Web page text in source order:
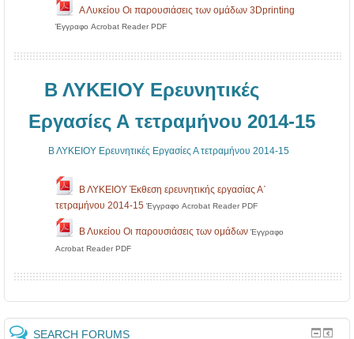
Α Λυκείου Οι παρουσιάσεις των ομάδων 3Dprinting
Έγγραφο Acrobat Reader PDF
Β ΛΥΚΕΙΟΥ Ερευνητικές
Εργασίες Α τετραμήνου 2014-15
Β ΛΥΚΕΙΟΥ Ερευνητικές Εργασίες Α τετραμήνου 2014-15
Β ΛΥΚΕΙΟΥ Έκθεση ερευνητικής εργασίας Α΄
τετραμήνου 2014-15Έγγραφο Acrobat Reader PDF
Β Λυκείου Οι παρουσιάσεις των ομάδων Έγγραφο
Acrobat Reader PDF
SEARCH FORUMS